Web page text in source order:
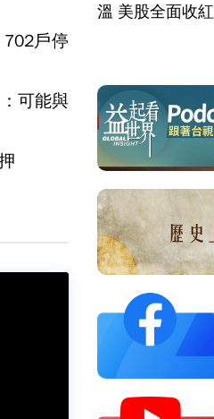
戶停
可能與
溫 美股全面收紅